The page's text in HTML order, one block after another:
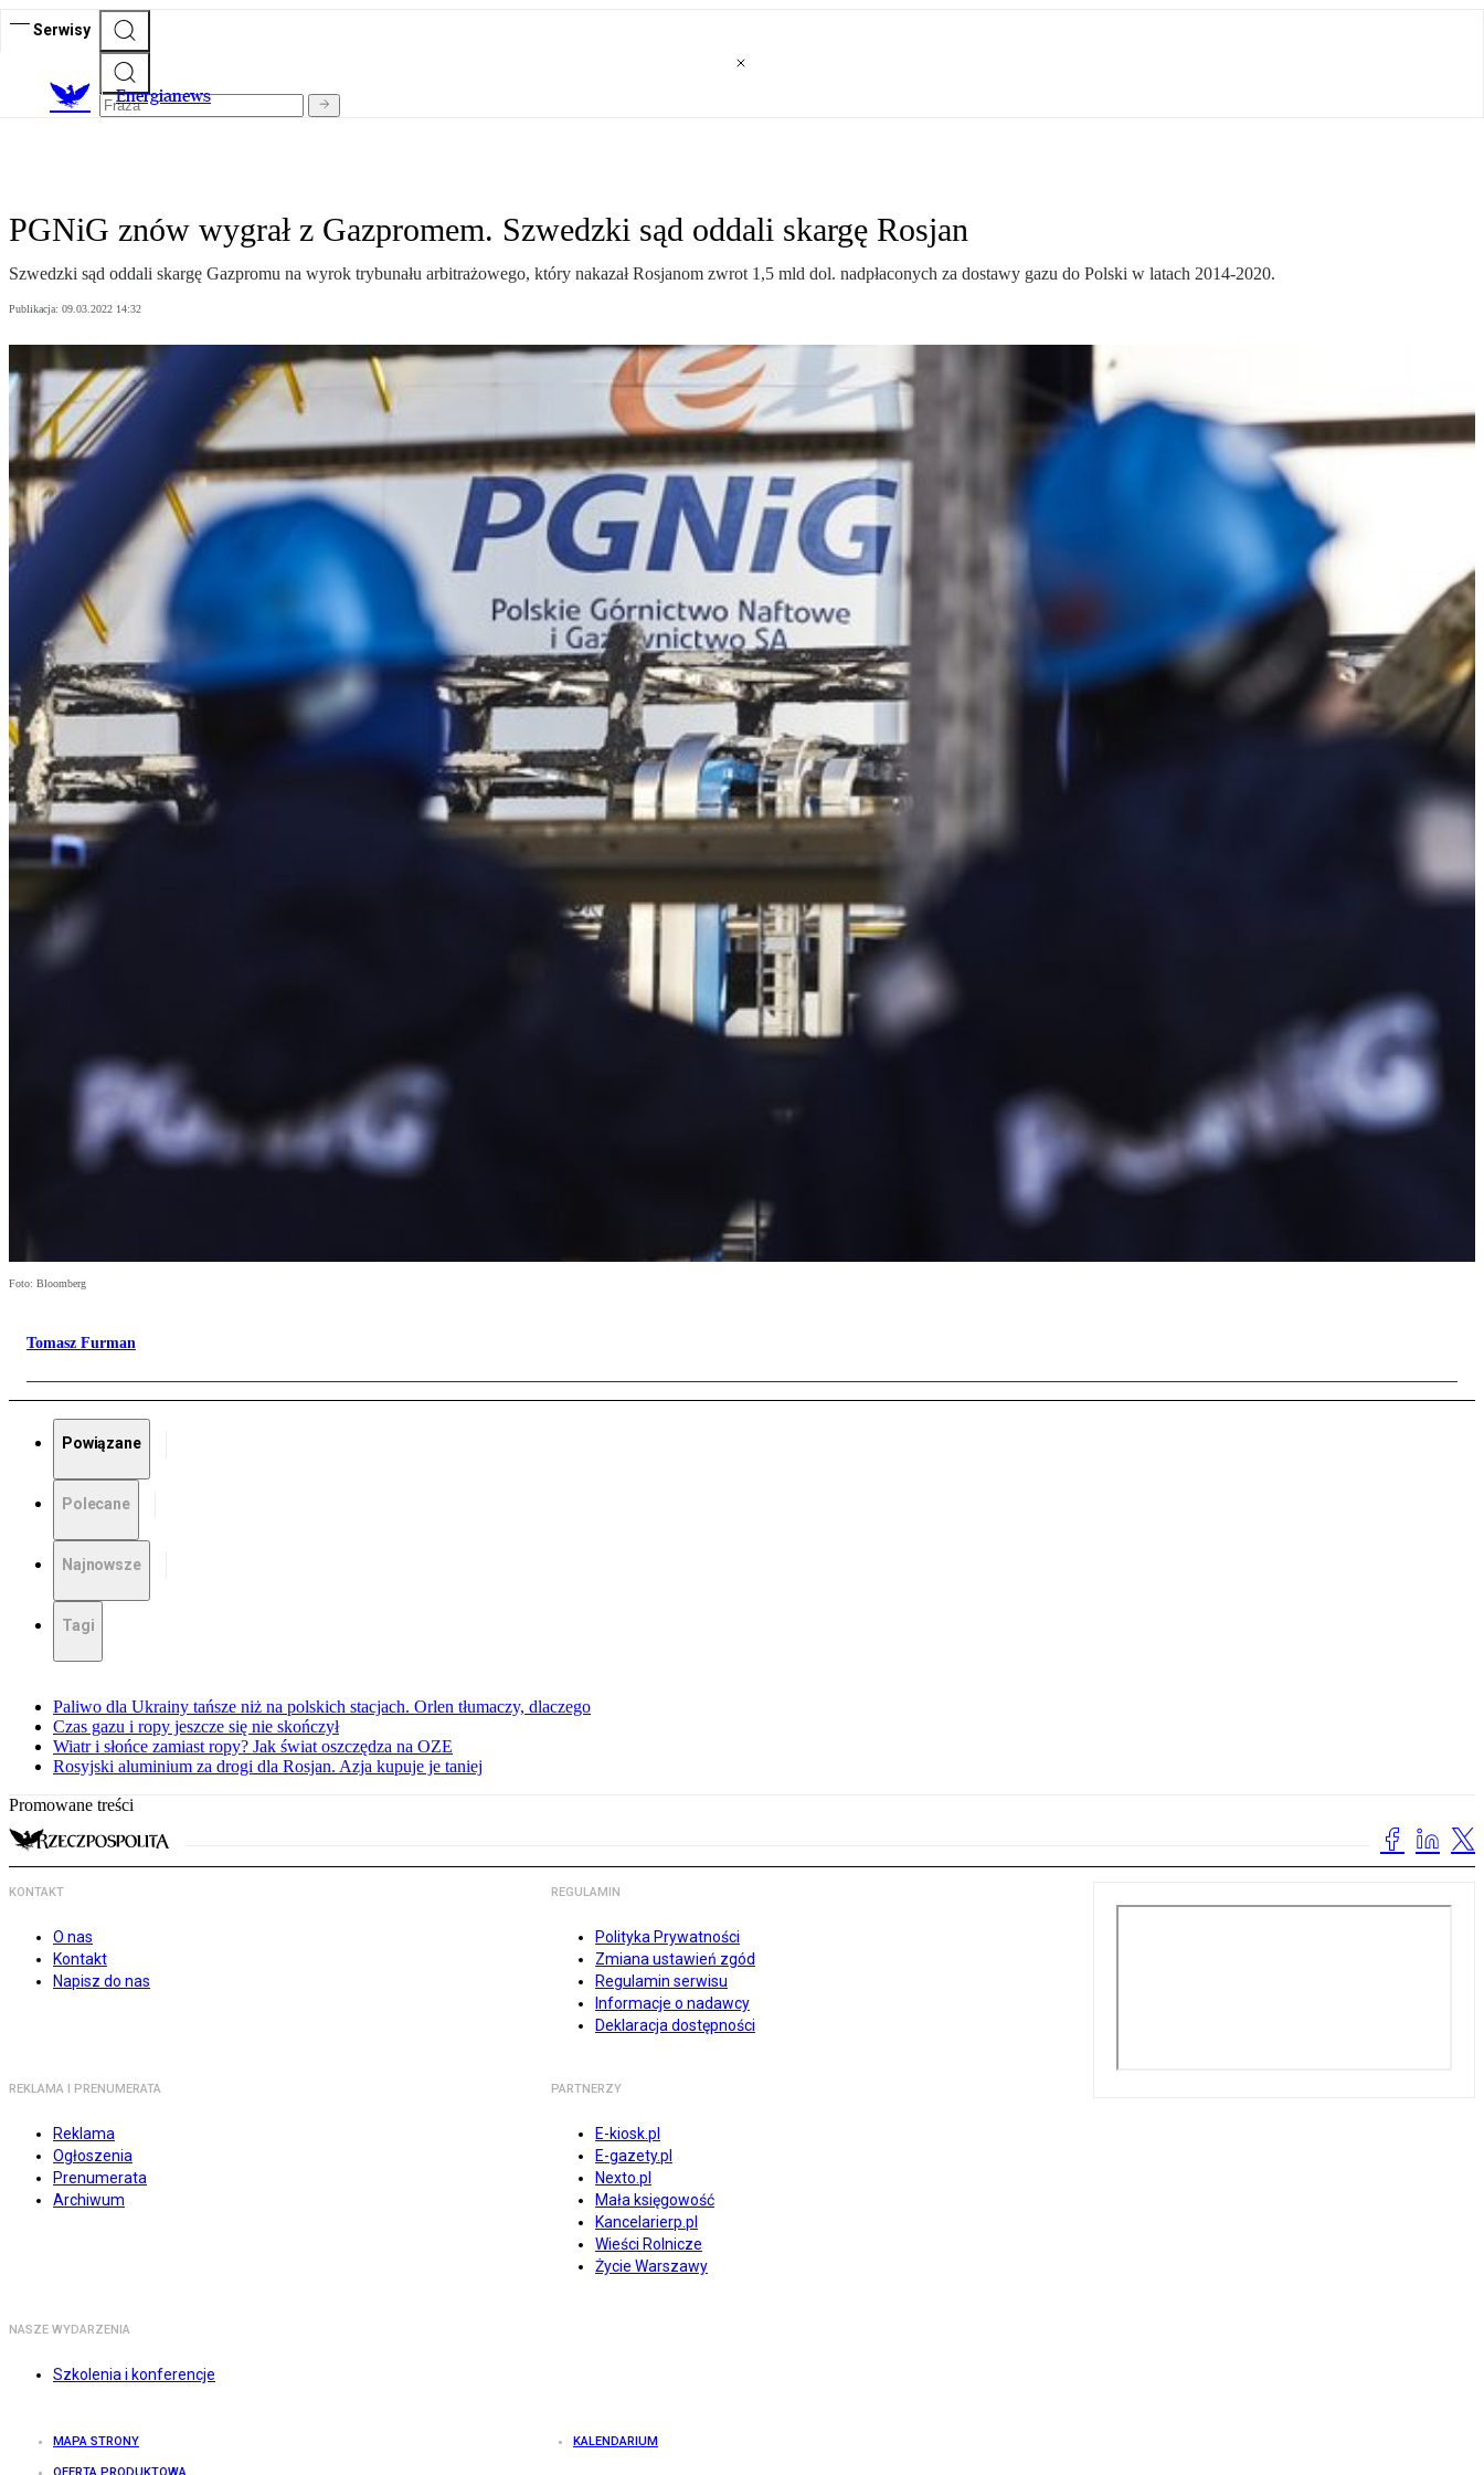
Serwisy
Energianews
PGNiG znów wygrał z Gazpromem. Szwedzki sąd oddali skargę Rosjan
Szwedzki sąd oddali skargę Gazpromu na wyrok trybunału arbitrażowego, który nakazał Rosjanom zwrot 1,5 mld dol. nadpłaconych za dostawy gazu do Polski w latach 2014-2020.
Publikacja: 09.03.2022 14:32
Foto: Bloomberg
Tomasz Furman
Powiązane
Polecane
Najnowsze
Tagi
Paliwo dla Ukrainy tańsze niż na polskich stacjach. Orlen tłumaczy, dlaczego
Czas gazu i ropy jeszcze się nie skończył
Wiatr i słońce zamiast ropy? Jak świat oszczędza na OZE
Rosyjski aluminium za drogi dla Rosjan. Azja kupuje je taniej
Promowane treści
KONTAKT
O nas
Kontakt
Napisz do nas
REGULAMIN
Polityka Prywatności
Zmiana ustawień zgód
Regulamin serwisu
Informacje o nadawcy
Deklaracja dostępności
REKLAMA I PRENUMERATA
Reklama
Ogłoszenia
Prenumerata
Archiwum
PARTNERZY
E-kiosk.pl
E-gazety.pl
Nexto.pl
Mała księgowość
Kancelarierp.pl
Wieści Rolnicze
Życie Warszawy
NASZE WYDARZENIA
Szkolenia i konferencje
MAPA STRONY KALENDARIUM